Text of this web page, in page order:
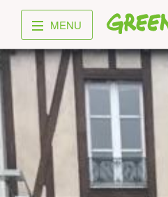
Greenpeace
MENU